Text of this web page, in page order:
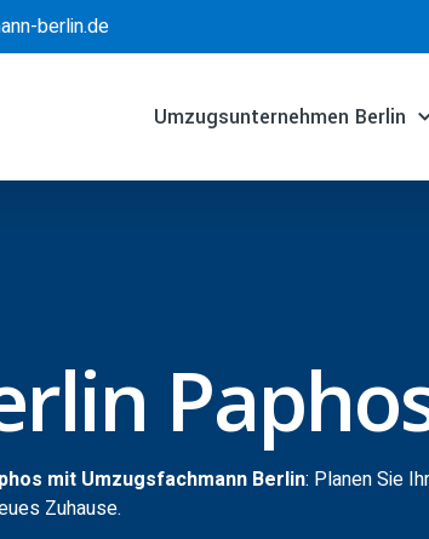
berlin.de
Umzugsunternehmen Berlin
mit Umzugsfachmann Berlin: Planen Sie
Zuhause.